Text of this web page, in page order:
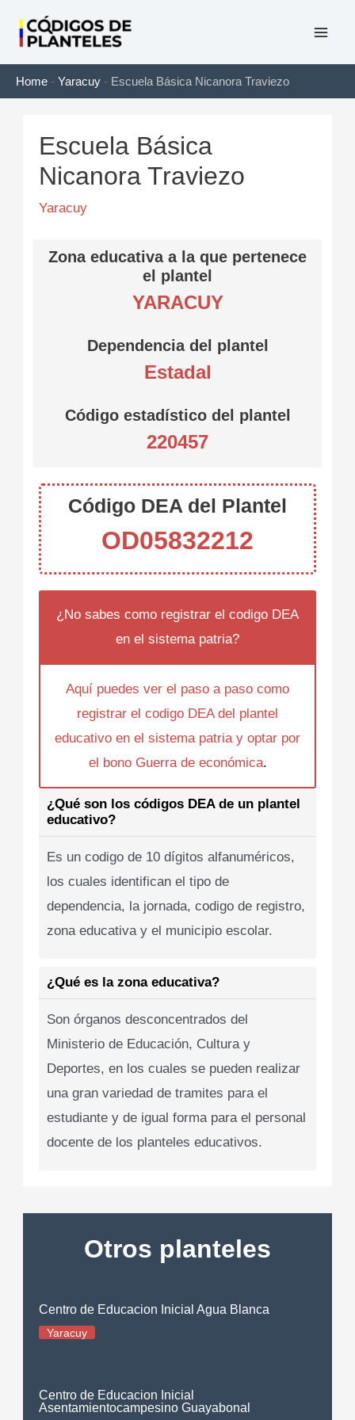
contenido
Home - Yaracuy - Escuela Básica Nicanora Traviezo
Escuela Básica
Nicanora Traviezo
Yaracuy
Zona educativa a la que pertenece
el plantel
YARACUY
Dependencia del plantel
Estadal
Código estadístico del plantel
220457
Código DEA del Plantel
OD05832212
¿No sabes como registrar el codigo DEA
en el sistema patria?
Aquí puedes ver el paso a paso como
registrar el codigo DEA del plantel
educativo en el sistema patria y optar por
el bono Guerra de económica.
¿Qué son los códigos DEA de un plantel
educativo?
Es un codigo de 10 dígitos alfanuméricos,
los cuales identifican el tipo de
dependencia, la jornada, codigo de registro,
zona educativa y el municipio escolar.
¿Qué es la zona educativa?
Son órganos desconcentrados del
Ministerio de Educación, Cultura y
Deportes, en los cuales se pueden realizar
una gran variedad de tramites para el
estudiante y de igual forma para el personal
docente de los planteles educativos.
Otros planteles
Centro de Educacion Inicial Agua Blanca
Yaracuy
Centro de Educacion Inicial
Asentamientocampesino Guayabonal